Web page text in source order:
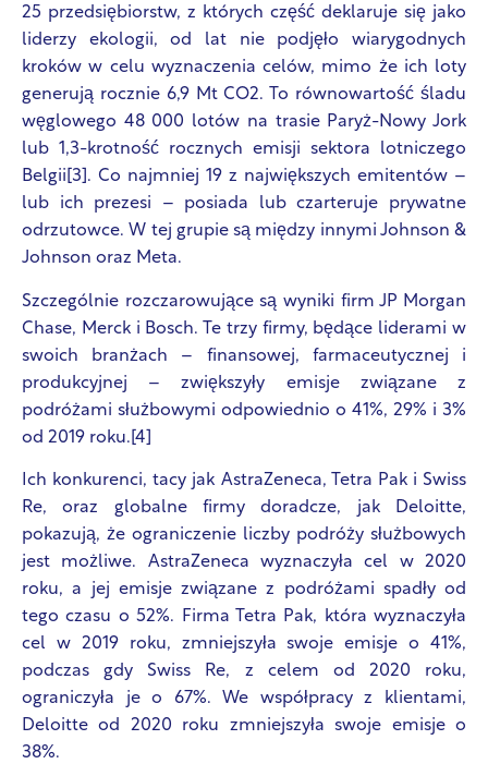
25 przedsiębiorstw, z których część deklaruje się jako
liderzy ekologii, od lat nie podjęło wiarygodnych
kroków w celu wyznaczenia celów, mimo że ich loty
generują rocznie 6,9 Mt CO2. To równowartość śladu
węglowego 48 000 lotów na trasie Paryż-Nowy Jork
lub 1,3-krotność rocznych emisji sektora lotniczego
Belgii[3]. Co najmniej 19 z największych emitentów –
lub ich prezesi – posiada lub czarteruje prywatne
odrzutowce. W tej grupie są między innymi Johnson &
Johnson oraz Meta.
Szczególnie rozczarowujące są wyniki firm JP Morgan
Chase, Merck i Bosch. Te trzy firmy, będące liderami w
swoich branżach – finansowej, farmaceutycznej i
produkcyjnej – zwiększyły emisje związane z
podróżami służbowymi odpowiednio o 41%, 29% i 3%
od 2019 roku.[4]
Ich konkurenci, tacy jak AstraZeneca, Tetra Pak i Swiss
Re, oraz globalne firmy doradcze, jak Deloitte,
pokazują, że ograniczenie liczby podróży służbowych
jest możliwe. AstraZeneca wyznaczyła cel w 2020
roku, a jej emisje związane z podróżami spadły od
tego czasu o 52%. Firma Tetra Pak, która wyznaczyła
cel w 2019 roku, zmniejszyła swoje emisje o 41%,
podczas gdy Swiss Re, z celem od 2020 roku,
ograniczyła je o 67%. We współpracy z klientami,
Deloitte od 2020 roku zmniejszyła swoje emisje o
38%.